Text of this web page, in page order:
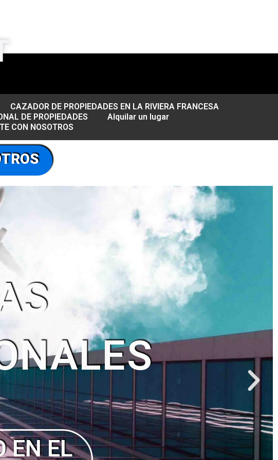
CAZADOR DE PROPIEDADES EN LA RIVIERA FRANCESA
DE PROPIEDADES
Alquilar un lugar
CON NOSOTROS
NO